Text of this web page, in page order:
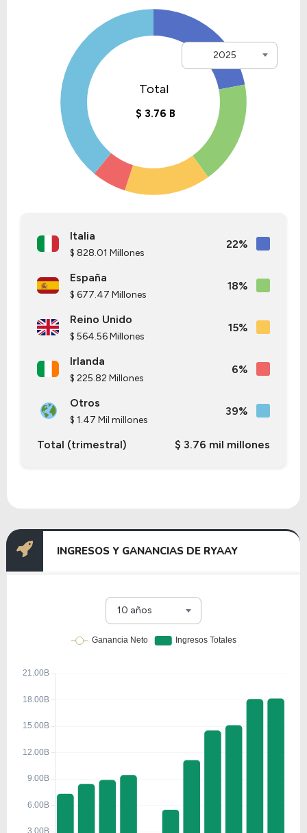
2025
Italia
$ 828.01 Millones
22%
España
$ 677.47 Millones
18%
Reino Unido
$ 564.56 Millones
15%
Irlanda
$ 225.82 Millones
6%
Otros
$ 1.47 Mil millones
39%
Total (trimestral) $ 3.76 mil millones
INGRESOS Y GANANCIAS DE RYAAY
10 años